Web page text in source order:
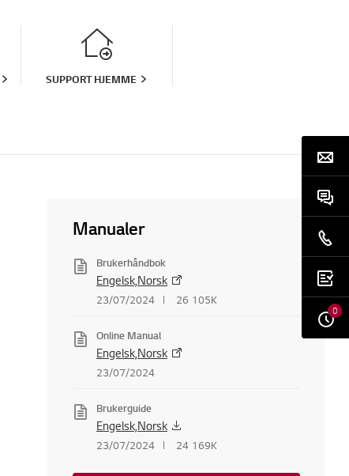
SUPPORT HJEMME
Manualer
Brukerhåndbok
Engelsk,Norsk
23/07/2024 26 105K
Online Manual
Engelsk,Norsk
23/07/2024
Brukerguide
Engelsk,Norsk
23/07/2024 24 169K
0